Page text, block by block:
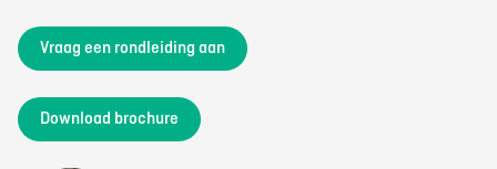
Vraag een rondleiding aan
Download brochure